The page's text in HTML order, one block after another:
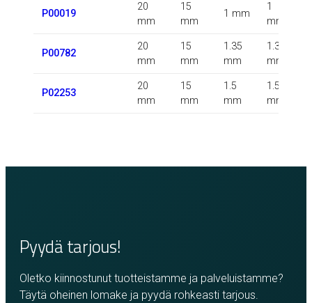
P00019
20
mm
15
mm
1 mm
1
mm
P00782
20
mm
15
mm
1.35
mm
1.35
mm
P02253
20
mm
15
mm
1.5
mm
1.5
mm
Pyydä tarjous!
Oletko kiinnostunut tuotteistamme ja palveluistamme?
Täytä oheinen lomake ja pyydä rohkeasti tarjous.